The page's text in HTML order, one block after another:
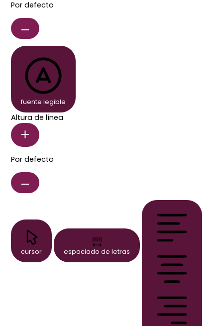
Por defecto
fuente legible
Altura de línea
Por defecto
cursor espaciado de letras